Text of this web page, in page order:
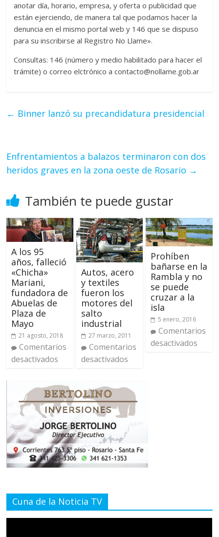
anotar día, horario, empresa, y oferta o publicidad que
están ejerciendo, de manera tal que podamos hacer la
denuncia en el mismo portal web y 146 que se dispuso
para su inscribirse al Registro No Llame».
Consultas: 146 (número y medio habilitado para hacer el
trámite) o correo elctrónico a contacto@nollame.gob.ar
← Binner lanzó su precandidatura presidencial
Enfrentamientos a balazos terminaron con dos
heridos graves en la zona oeste de Rosario →
También te puede gustar
A los 95
años, falleció
«Chicha»
Mariani,
fundadora de
Abuelas de
Plaza de
Mayo
21 agosto, 2018
Comentarios
desactivados
Autos, acero
y textiles
fueron los
motores del
salto
industrial
27 marzo, 2011
Comentarios
desactivados
Prohíben
bañarse en la
Rambla y no
se puede
cruzar a la
isla
5 enero, 2016
Comentarios
desactivados
Cuna de la Noticia TV